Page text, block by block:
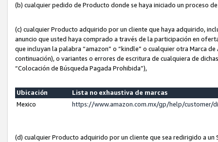
(b) cualquier pedido de Producto donde se haya iniciado un proceso
(c) cualquier Producto adquirido por un cliente que haya adquirido,
anuncio que usted haya comprado a través de la participación en
que incluyan la palabra “amazon” o “kindle” o cualquier otra Marca
continuación), o variantes o errores de escritura de cualquiera de
“Colocación de Búsqueda Pagada Prohibida”),
Ubicación
Lista no exhaustiva de marcas
Mexico
https://www.amazon.com.mx/gp/help/customer/
(d) cualquier Producto adquirido por un cliente que sea redirigido a